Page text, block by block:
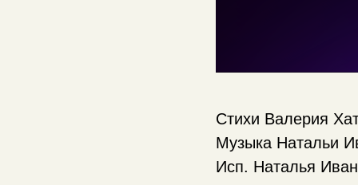
Стихи Валерия
Музыка Натальи
Исп. Наталья